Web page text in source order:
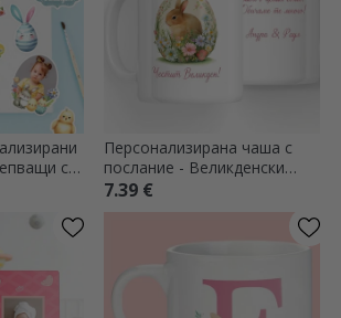
се
и
Персонализирана чаша с
послание - Великденски
заек
7.39 €